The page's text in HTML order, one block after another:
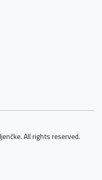
All rights reserved.